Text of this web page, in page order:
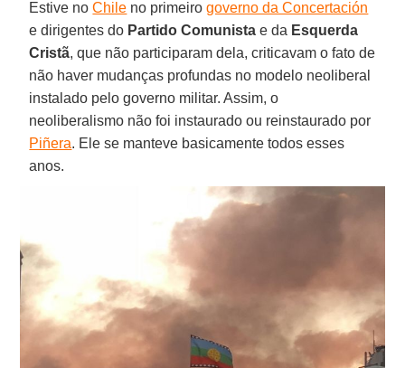
Estive noChile no primeirogoverno da Concertación
e dirigentes do Partido Comunista e da Esquerda
Cristã, que não participaram dela, criticavam o fato de
não haver mudanças profundas no modelo neoliberal
instalado pelo governo militar. Assim, o
neoliberalismo não foi instaurado ou reinstaurado por
Piñera. Ele se manteve basicamente todos esses
anos.